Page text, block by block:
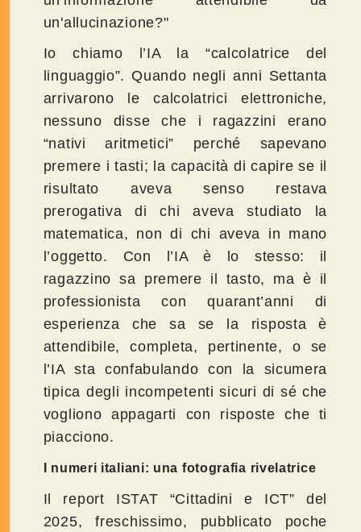
un'allucinazione?"
Io chiamo l’IA la “calcolatrice del
linguaggio”. Quando negli anni Settanta
arrivarono le calcolatrici elettroniche,
nessuno disse che i ragazzini erano
“nativi aritmetici” perché sapevano
premere i tasti; la capacità di capire se il
risultato aveva senso restava
prerogativa di chi aveva studiato la
matematica, non di chi aveva in mano
l’oggetto. Con l’IA è lo stesso: il
ragazzino sa premere il tasto, ma è il
professionista con quarant’anni di
esperienza che sa se la risposta è
attendibile, completa, pertinente, o se
l’IA sta confabulando con la sicumera
tipica degli incompetenti sicuri di sé che
vogliono appagarti con risposte che ti
piacciono.
I numeri italiani: una fotografia rivelatrice
Il report ISTAT “Cittadini e ICT” del
2025, freschissimo, pubblicato poche